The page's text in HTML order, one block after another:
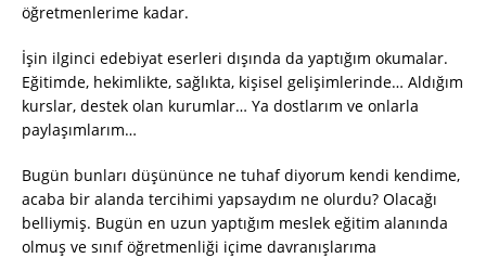
öğretmenlerime kadar.
İşin ilginci edebiyat eserleri dışında da yaptığım okumalar.
Eğitimde, hekimlikte, sağlıkta, kişisel gelişimlerinde… Aldığım
kurslar, destek olan kurumlar… Ya dostlarım ve onlarla
paylaşımlarım…
Bugün bunları düşününce ne tuhaf diyorum kendi kendime,
acaba bir alanda tercihimi yapsaydım ne olurdu? Olacağı
belliymiş. Bugün en uzun yaptığım meslek eğitim alanında
olmuş ve sınıf öğretmenliği içime davranışlarıma